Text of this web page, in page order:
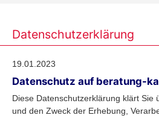
Datenschutzerklärung
19.01.2023
Datenschutz auf beratung-
Diese Datenschutzerklärung klärt Sie
und den Zweck der Erhebung,